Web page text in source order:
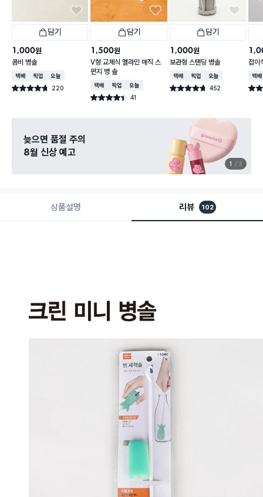
담기
1,000원
콤비 병솔
택배배송매장픽업오늘배송
별점 4.7점 220
건 작성
담기
1,500원
V형 교체식 멜라민 매직 스
펀지 병 솔
택배배송매장픽업오늘배송
별점 4.4점 41
건 작성
담기
1,000원
보관형 스탠딩 병솔
택배배송매장픽업오늘배송
별점 4.7점 452
건 작성
접이
택배
별점
늦으면 품절 주의
8월 신상 예고
1 3
상품설명 리뷰 102